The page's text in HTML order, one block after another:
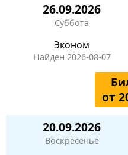
26.09.2026
Суббота
Эконом
Найден 2026-08-07
от
20.09.2026
Воскресенье